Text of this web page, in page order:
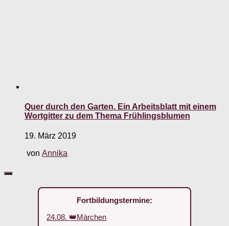
Quer durch den Garten. Ein Arbeitsblatt mit einem
Wortgitter zu dem Thema Frühlingsblumen
19. März 2019
von Annika
Fortbildungstermine:
24.08. 👑Märchen